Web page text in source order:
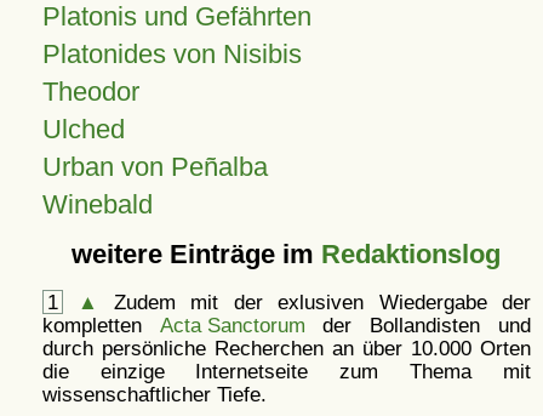
Platonis und Gefährten
Platonides von Nisibis
Theodor
Ulched
Urban von Peñalba
Winebald
weitere Einträge im Redaktionslog
1 ▲
Zudem mit der exlusiven Wiedergabe der
kompletten Acta Sanctorum der Bollandisten und
durch persönliche Recherchen an über 10.000 Orten
die einzige Internetseite zum Thema mit
wissenschaftlicher Tiefe.